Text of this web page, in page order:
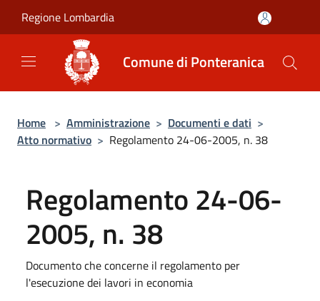
Regione Lombardia
Comune di Ponteranica
Home > Amministrazione > Documenti e dati >
Atto normativo > Regolamento 24-06-2005, n. 38
Regolamento 24-06-
2005, n. 38
Documento che concerne il regolamento per
l'esecuzione dei lavori in economia